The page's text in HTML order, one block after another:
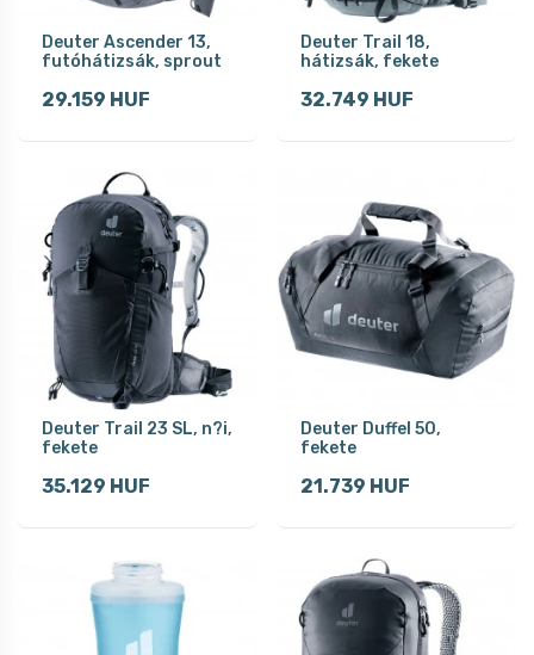
Deuter Ascender 13,
futóhátizsák, sprout
29.159 HUF
Deuter Trail 18,
hátizsák, fekete
32.749 HUF
Deuter Trail 23 SL, n?i,
fekete
35.129 HUF
Deuter Duffel 50,
fekete
21.739 HUF